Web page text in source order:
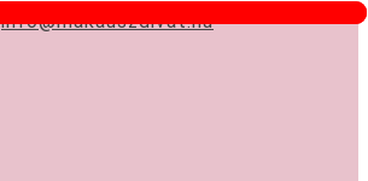
info@makauszdivat.hu